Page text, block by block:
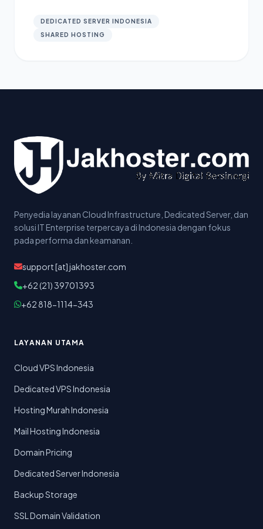
DEDICATED SERVER INDONESIA
SHARED HOSTING
Penyedia layanan Cloud Infrastructure, Dedicated Server, dan
solusi IT Enterprise terpercaya di Indonesia dengan fokus
pada performa dan keamanan.
support [at] jakhoster.com
+62 (21) 39701393
+62 818-1114-343
LAYANAN UTAMA
Cloud VPS Indonesia
Dedicated VPS Indonesia
Hosting Murah Indonesia
Mail Hosting Indonesia
Domain Pricing
Dedicated Server Indonesia
Backup Storage
SSL Domain Validation